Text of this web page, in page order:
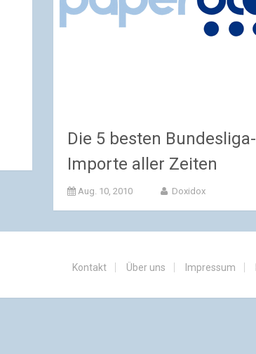
Die 5 besten Bundesliga-
Importe aller Zeiten
Aug. 10, 2010 Doxidox
Kontakt Über uns Impressum